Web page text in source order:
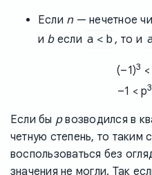
Если n— нечетное
и bесли a < b, то и
(–1)3
–1 < p3
Если бы pвозводился в
четную степень, то таким
воспользоваться без
значения не могли. Так